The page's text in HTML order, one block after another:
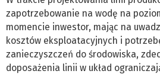
zapotrzebowanie na wodę na
momencie inwestor, mając na
kosztów eksploatacyjnych i
zanieczyszczeń do środowiska,
doposażenia linii w układ